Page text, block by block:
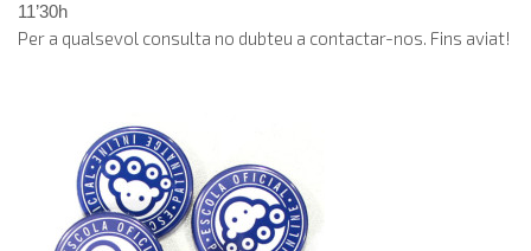
11’30h
Per a qualsevol consulta no dubteu a contactar-nos. Fins aviat!